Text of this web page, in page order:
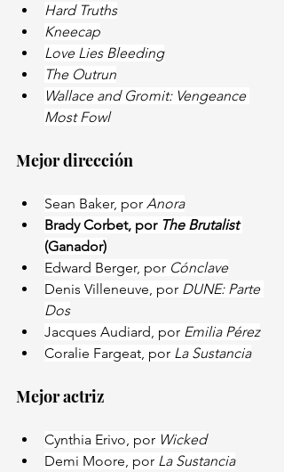
Hard Truths
Kneecap
Love Lies Bleeding
The Outrun
Wallace and Gromit: Vengeance
Most Fowl
Mejor dirección
Sean Baker, por Anora
Brady Corbet, por The Brutalist
(Ganador)
Edward Berger, por Cónclave
Denis Villeneuve, por DUNE: Parte
Dos
Jacques Audiard, por Emilia Pérez
Coralie Fargeat, por La Sustancia
Mejor actriz
Cynthia Erivo, por Wicked
Demi Moore, por La Sustancia